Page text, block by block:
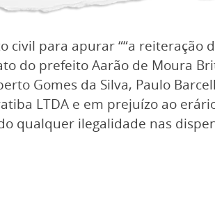
para apurar ““a reiteração
do prefeito Aarão de Moura
Gomes da Silva, Paulo
LTDA e em prejuízo ao
qualquer ilegalidade nas